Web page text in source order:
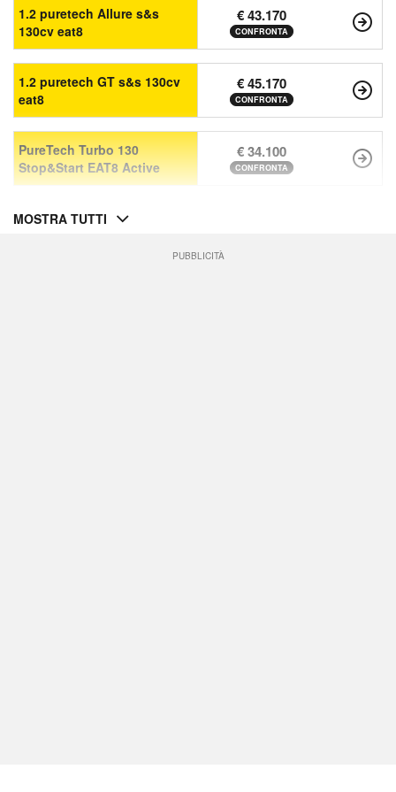
1.2 puretech Allure s&s
130cv eat8
€ 43.170
CONFRONTA
1.2 puretech GT s&s 130cv
eat8
€ 45.170
CONFRONTA
PureTech Turbo 130
Stop&Start EAT8 Active
€ 34.100
CONFRONTA
MOSTRA TUTTI
PUBBLICITÀ